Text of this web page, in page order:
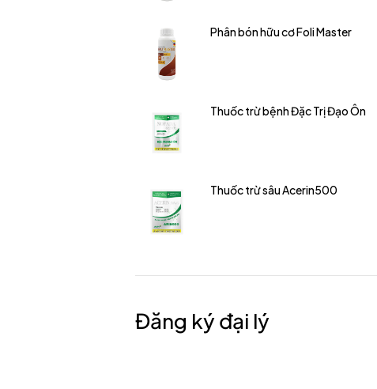
Phân bón hữu cơ Foli Master
Thuốc trừ bệnh Đặc Trị Đạo Ôn
Thuốc trừ sâu Acerin500
Đăng ký đại lý